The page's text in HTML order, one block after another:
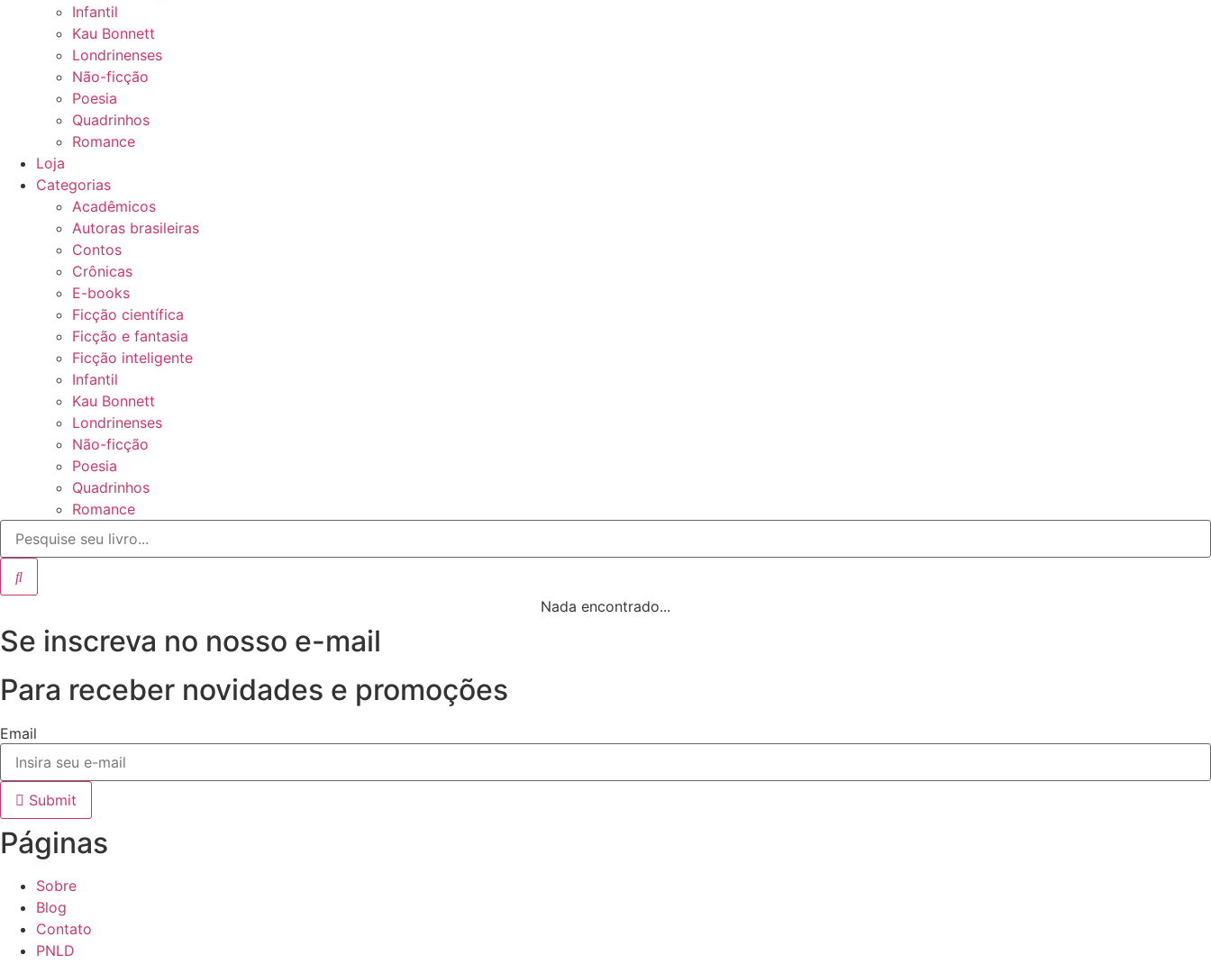
Infantil
Kau Bonnett
Londrinenses
Não-ficção
Poesia
Quadrinhos
Romance
Loja
Categorias
Acadêmicos
Autoras brasileiras
Contos
Crônicas
E-books
Ficção científica
Ficção e fantasia
Ficção inteligente
Infantil
Kau Bonnett
Londrinenses
Não-ficção
Poesia
Quadrinhos
Romance
Pesquisar
Nada encontrado...
Se inscreva no nosso e-mail
Para receber novidades e promoções
Email
Submit
Páginas
Sobre
Blog
Contato
PNLD